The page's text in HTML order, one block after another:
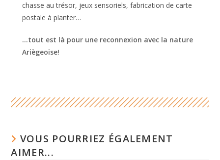
chasse au trésor, jeux sensoriels, fabrication de carte
postale à planter…
…tout est là pour une reconnexion avec la nature
Ariègeoise!
VOUS POURRIEZ ÉGALEMENT
AIMER...